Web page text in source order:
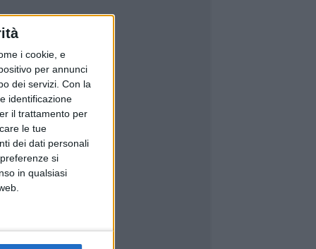
i cookie, e
per annunci
dei servizi. Con la
identificazione
il trattamento per
le tue
dei dati personali
si
in qualsiasi